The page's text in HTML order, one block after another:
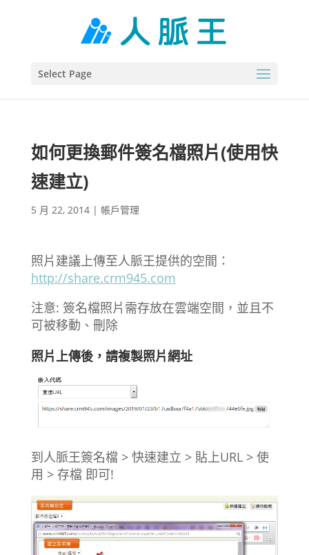
Select Page
如何更換郵件簽名檔照片(使用快
速建立)
5 月 22, 2014| 帳戶管理
照片建議上傳至人脈王提供的空間：
http://share.crm945.com
注意: 簽名檔照片需存放在雲端空間，並且不
可被移動、刪除
照片上傳後，請複製照片網址
到人脈王簽名檔 > 快速建立 > 貼上URL > 使
用 > 存檔 即可!